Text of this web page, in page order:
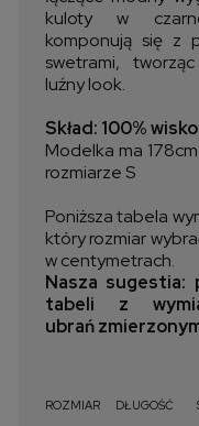
kuloty w
komponują się z
swetrami,
luźny look.
Skład: 100%
Modelka ma
rozmiarze S
Poniższa tabela
który rozmiar
w centymetrach.
Nasza sugestia:
tabeli z
ubrań
ROZMIAR DŁUGOŚĆ